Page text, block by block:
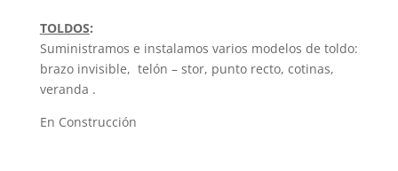
TOLDOS:
Suministramos e instalamos varios modelos de toldo:
brazo invisible, telón – stor, punto recto, cotinas,
veranda .
En Construcción